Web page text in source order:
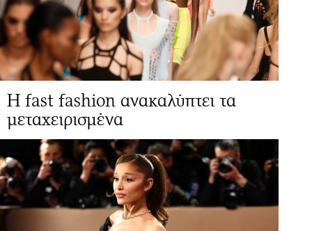
Η fast fashion ανακαλύπτει τα
μεταχειρισμένα